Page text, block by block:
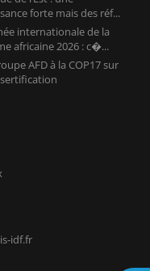
forte mais des réf...
internationale de la
africaine 2026 : c�...
AFD à la COP17 sur
idf.fr